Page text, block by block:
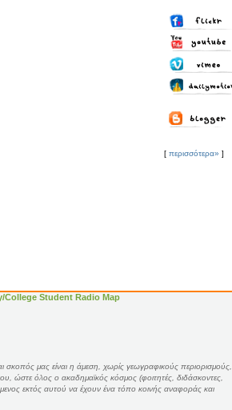
[ περισσότερα» ]
College Student Radio Map
σκοπός μας είναι η άμεση, χωρίς γεωγραφικούς περιορισμούς,
ώστε όλος ο ακαδημαϊκός κόσμος (φοιτητές, διδάσκοντες,
εκτός αυτού να έχουν ένα τόπο κοινής αναφοράς και